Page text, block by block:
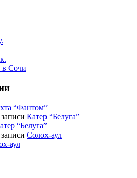
в Сочи
“Фантом”
Катер “Белуга”
“Белуга”
Солох-аул
аул